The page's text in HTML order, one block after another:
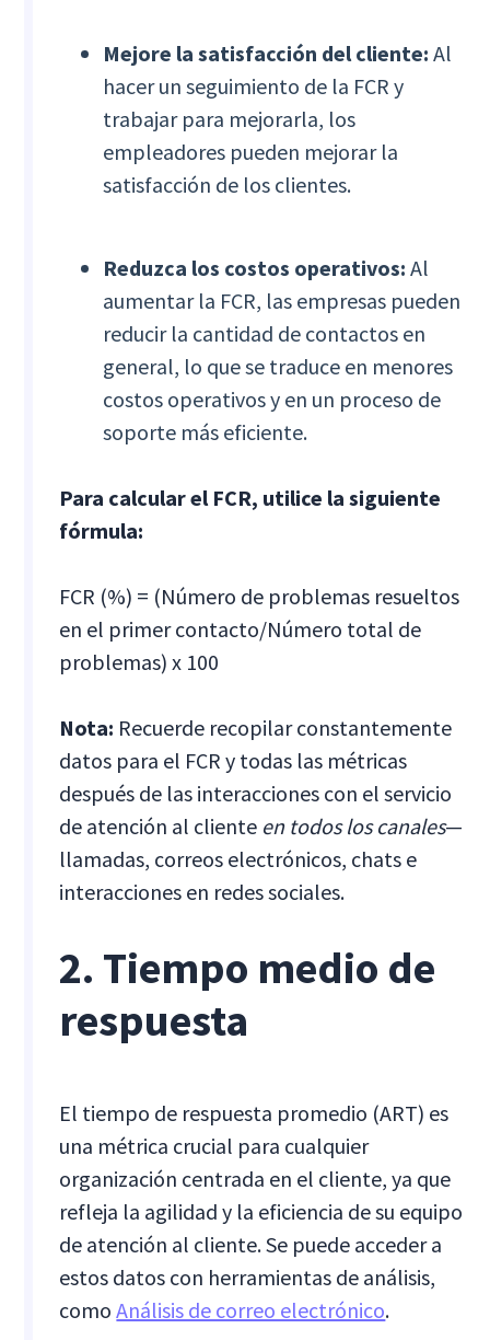
Mejore la satisfacción del cliente:Al
hacer un seguimiento de la FCR y
trabajar para mejorarla, los
empleadores pueden mejorar la
satisfacción de los clientes.
Reduzca los costos operativos:Al
aumentar la FCR, las empresas pueden
reducir la cantidad de contactos en
general, lo que se traduce en menores
costos operativos y en un proceso de
soporte más eficiente.
Para calcular el FCR, utilice la siguiente
fórmula:
FCR (%) = (Número de problemas resueltos
en el primer contacto/Número total de
problemas) x 100
Nota: Recuerde recopilar constantemente
datos para el FCR y todas las métricas
después de las interacciones con el servicio
de atención al cliente en todos los canales—
llamadas, correos electrónicos, chats e
interacciones en redes sociales.
2. Tiempo medio de
respuesta
El tiempo de respuesta promedio (ART) es
una métrica crucial para cualquier
organización centrada en el cliente, ya que
refleja la agilidad y la eficiencia de su equipo
de atención al cliente. Se puede acceder a
estos datos con herramientas de análisis,
comoAnálisis de correo electrónico.